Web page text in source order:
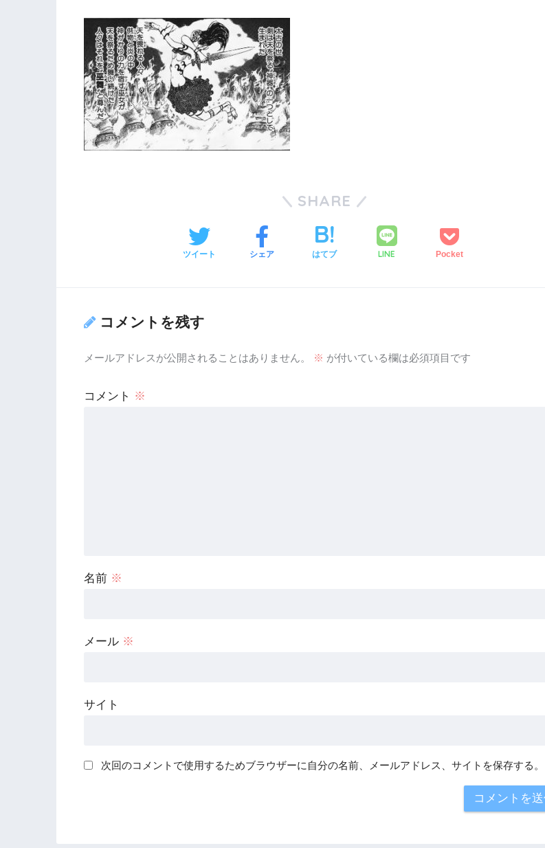
SHARE
ツイート シェア はてブ LINE Pocket
コメントを残す
メールアドレスが公開されることはありません。 ※ が付いている欄は必須項目です
コメント ※
名前 ※
メール ※
サイト
次回のコメントで使用するためブラウザーに自分の名前、メールアドレス、サイトを保存する。